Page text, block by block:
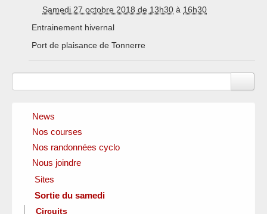
Samedi 27 octobre 2018 de 13h30 à 16h30
Entrainement hivernal
Port de plaisance de Tonnerre
News
Nos courses
Nos randonnées cyclo
Nous joindre
Sites
Clubs amis
Fédérations officielles
Sortie du samedi
Circuits